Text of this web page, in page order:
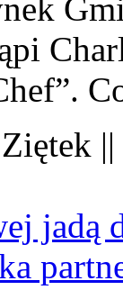
jadą